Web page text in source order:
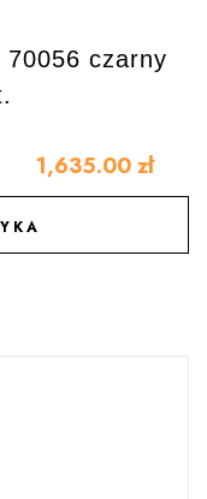
czarny
1,635.00 zł